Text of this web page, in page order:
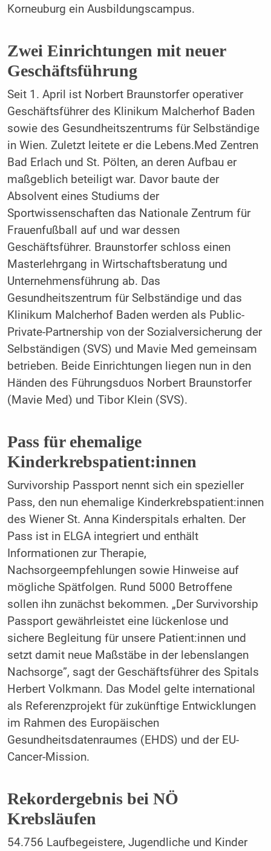
Korneuburg ein Ausbildungscampus.
Zwei Einrichtungen mit neuer
Geschäftsführung
Seit 1. April ist Norbert Braunstorfer operativer
Geschäftsführer des Klinikum Malcherhof Baden
sowie des Gesundheitszentrums für Selbständige
in Wien. Zuletzt leitete er die Lebens.Med Zentren
Bad Erlach und St. Pölten, an deren Aufbau er
maßgeblich beteiligt war. Davor baute der
Absolvent eines Studiums der
Sportwissenschaften das Nationale Zentrum für
Frauenfußball auf und war dessen
Geschäftsführer. Braunstorfer schloss einen
Masterlehrgang in Wirtschaftsberatung und
Unternehmensführung ab. Das
Gesundheitszentrum für Selbständige und das
Klinikum Malcherhof Baden werden als Public-
Private-Partnership von der Sozialversicherung der
Selbständigen (SVS) und Mavie Med gemeinsam
betrieben. Beide Einrichtungen liegen nun in den
Händen des Führungsduos Norbert Braunstorfer
(Mavie Med) und Tibor Klein (SVS).
Pass für ehemalige
Kinderkrebspatient:innen
Survivorship Passport nennt sich ein spezieller
Pass, den nun ehemalige Kinderkrebspatient:innen
des Wiener St. Anna Kinderspitals erhalten. Der
Pass ist in ELGA integriert und enthält
Informationen zur Therapie,
Nachsorgeempfehlungen sowie Hinweise auf
mögliche Spätfolgen. Rund 5000 Betroffene
sollen ihn zunächst bekommen. „Der Survivorship
Passport gewährleistet eine lückenlose und
sichere Begleitung für unsere Patient:innen und
setzt damit neue Maßstäbe in der lebenslangen
Nachsorge”, sagt der Geschäftsführer des Spitals
Herbert Volkmann. Das Model gelte international
als Referenzprojekt für zukünftige Entwicklungen
im Rahmen des Europäischen
Gesundheitsdatenraumes (EHDS) und der EU-
Cancer-Mission.
Rekordergebnis bei NÖ
Krebsläufen
54.756 Laufbegeistere, Jugendliche und Kinder